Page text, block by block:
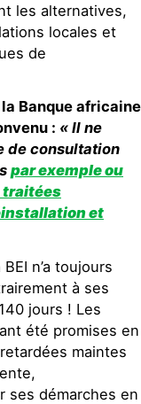
les alternatives,
locales et
de
Banque africaine
: « Il ne
de consultation
par exemple ou
traitées
et
n’a toujours
à ses
jours ! Les
été promises en
maintes
ses démarches en